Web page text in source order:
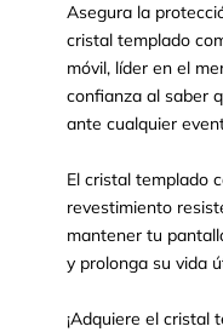
Asegura la
cristal templado
móvil, líder en el
confianza al saber
ante cualquier
El cristal templado
revestimiento
mantener tu
y prolonga su vida
¡Adquiere el cristal